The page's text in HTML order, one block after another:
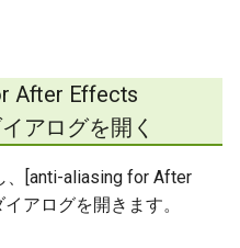
After Effects
アログを開く
、[anti-aliasing for After
アログを開きます。